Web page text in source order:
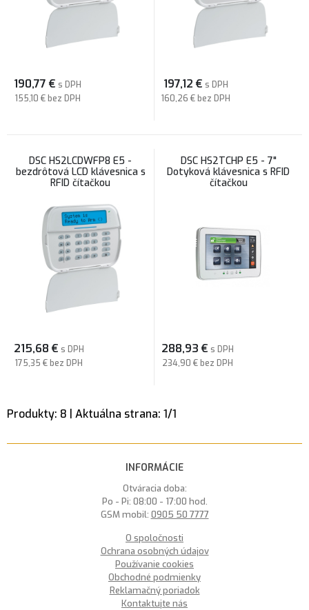
190,77 € s DPH
155,10 € bez DPH
197,12 € s DPH
160,26 € bez DPH
DSC HS2LCDWFP8 E5 -
bezdrôtová LCD klávesnica s
RFID čítačkou
215,68 € s DPH
175,35 € bez DPH
DSC HS2TCHP E5 - 7"
Dotyková klávesnica s RFID
čítačkou
288,93 € s DPH
234,90 € bez DPH
Produkty: 8 | Aktuálna strana: 1/1
INFORMÁCIE
Otváracia doba:
Po - Pi: 08:00 - 17:00 hod.
GSM mobil: 0905 50 7777
O spoločnosti
Ochrana osobných údajov
Používanie cookies
Obchodné podmienky
Reklamačný poriadok
Kontaktujte nás